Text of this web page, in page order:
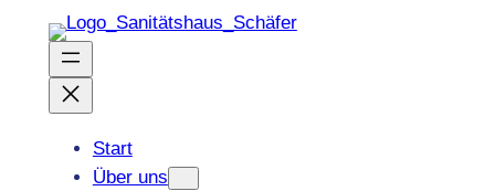
Inhalt
springen
Start
Über uns